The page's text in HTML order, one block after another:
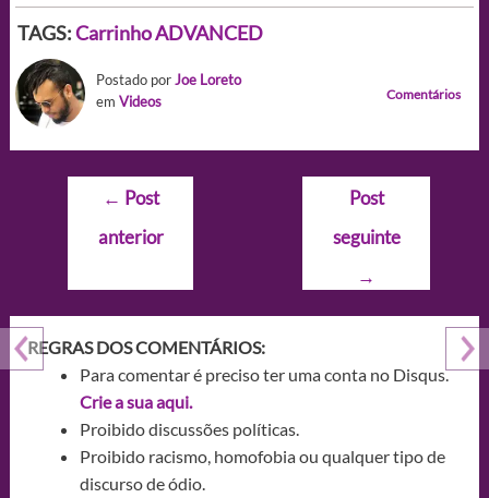
TAGS:Carrinho ADVANCED
Postado porJoe Loreto
em Videos Comentários
Navegação
Post
← Post
anterior
Post
seguinte
→
REGRAS DOS COMENTÁRIOS:
Para comentar é preciso ter uma conta no Disqus.
Crie a sua aqui.
Proibido discussões políticas.
Proibido racismo, homofobia ou qualquer tipo de
discurso de ódio.